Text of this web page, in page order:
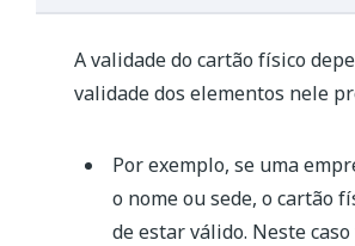
empresas (ACE), entre outros.
OCartão de Pessoa Coletiva
religiosas, organismos da
pública, condomínios, entre
A validade do cartão físico
validade dos elementos nele
Por exemplo, se uma
o nome ou sede, o cartão
de estar válido. Neste